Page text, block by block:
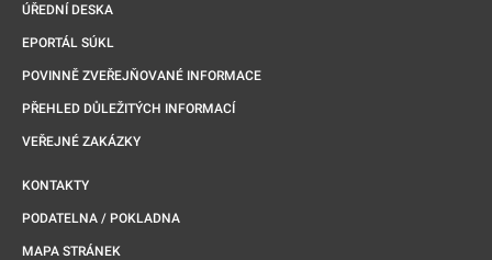
ÚŘEDNÍ DESKA
EPORTÁL SÚKL
POVINNĚ ZVEŘEJŇOVANÉ INFORMACE
PŘEHLED DŮLEŽITÝCH INFORMACÍ
VEŘEJNÉ ZAKÁZKY
KONTAKTY
PODATELNA / POKLADNA
MAPA STRÁNEK